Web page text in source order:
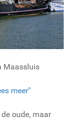
Maassluis
meer"
oude, maar